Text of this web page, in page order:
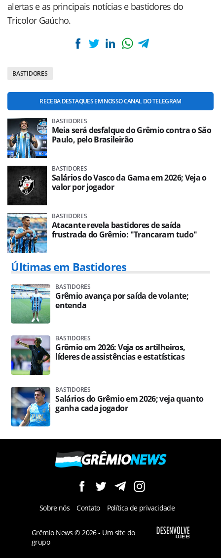
alertas e as principais notícias e bastidores do
Tricolor Gaúcho.
BASTIDORES
RECEBA DESTAQUES EM NOSSO CANAL DO TELEGRAM
BASTIDORES
Meia será desfalque do Grêmio contra o São
Paulo, pelo Brasileirão
BASTIDORES
Salários do Vasco da Gama em 2026; Veja o
valor por jogador
BASTIDORES
Atacante revela bastidores de saída
frustrada do Grêmio: "Trancaram tudo"
Últimas em Bastidores
BASTIDORES
Grêmio avança por saída de volante;
entenda
BASTIDORES
Grêmio em 2026: Veja os artilheiros,
líderes de assistências e estatísticas
BASTIDORES
Salários do Grêmio em 2026; veja quanto
ganha cada jogador
Sobre nós Contato Política de privacidade
Grêmio News © 2026 - Um site do
grupo